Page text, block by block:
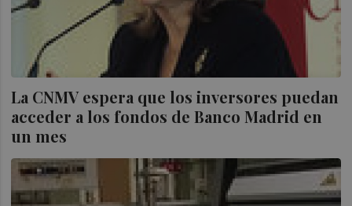
La CNMV espera que los inversores puedan
acceder a los fondos de Banco Madrid en
un mes